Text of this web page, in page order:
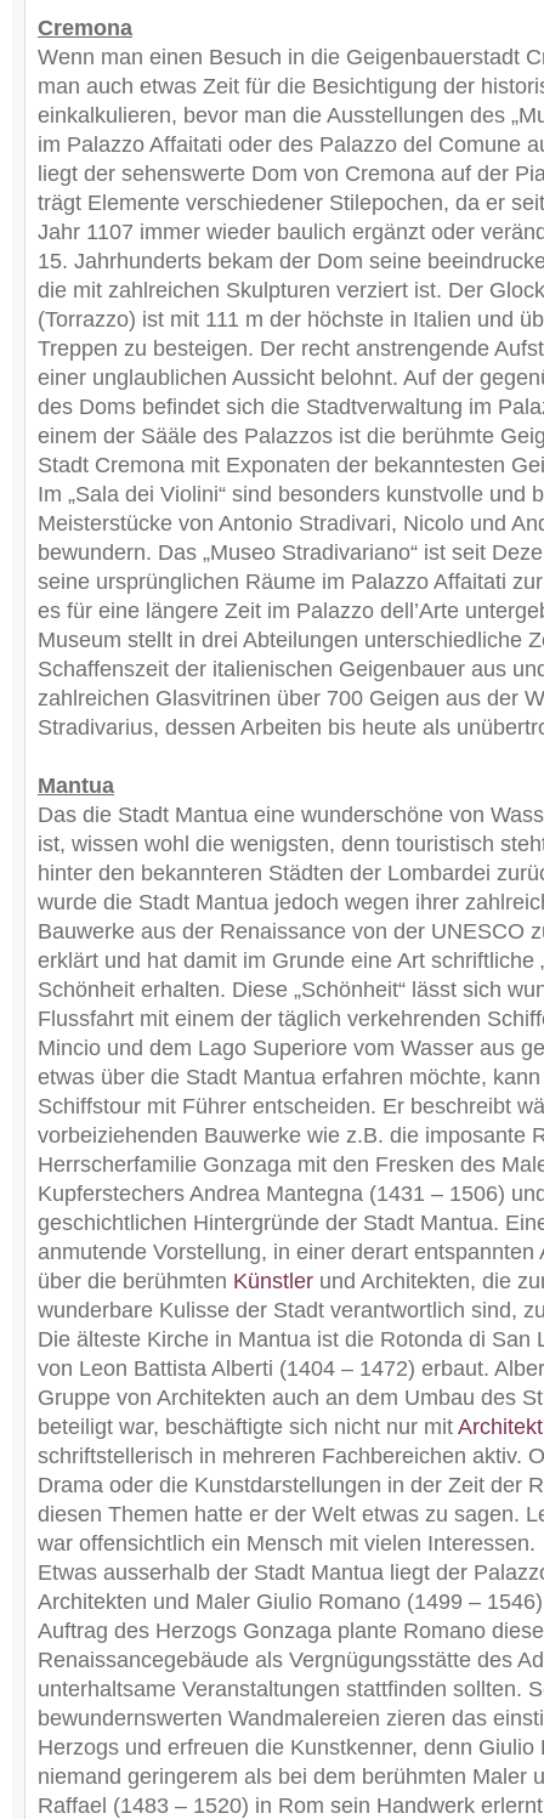
Cremona
Wenn man einen Besuch in die Geigenbauerstadt
man auch etwas Zeit für die Besichtigung der
einkalkulieren, bevor man die Ausstellungen des
im Palazzo Affaitati oder des Palazzo del Comune
liegt der sehenswerte Dom von Cremona auf der
trägt Elemente verschiedener Stilepochen, da er
Jahr 1107 immer wieder baulich ergänzt oder
15. Jahrhunderts bekam der Dom seine
die mit zahlreichen Skulpturen verziert ist. Der
(Torrazzo) ist mit 111 m der höchste in Italien und
Treppen zu besteigen. Der recht anstrengende
einer unglaublichen Aussicht belohnt. Auf der
des Doms befindet sich die Stadtverwaltung im
einem der Sääle des Palazzos ist die berühmte
Stadt Cremona mit Exponaten der bekanntesten
Im „Sala dei Violini“ sind besonders kunstvolle und
Meisterstücke von Antonio Stradivari, Nicolo und
bewundern. Das „Museo Stradivariano“ ist seit
seine ursprünglichen Räume im Palazzo Affaitati
es für eine längere Zeit im Palazzo dell’Arte
Museum stellt in drei Abteilungen unterschiedliche
Schaffenszeit der italienischen Geigenbauer aus
zahlreichen Glasvitrinen über 700 Geigen aus der
Stradivarius, dessen Arbeiten bis heute als
Mantua
Das die Stadt Mantua eine wunderschöne von
ist, wissen wohl die wenigsten, denn touristisch
hinter den bekannteren Städten der Lombardei
wurde die Stadt Mantua jedoch wegen ihrer
Bauwerke aus der Renaissance von der UNESCO
erklärt und hat damit im Grunde eine Art schriftliche
Schönheit erhalten. Diese „Schönheit“ lässt sich
Flussfahrt mit einem der täglich verkehrenden
Mincio und dem Lago Superiore vom Wasser aus
etwas über die Stadt Mantua erfahren möchte,
Schiffstour mit Führer entscheiden. Er beschreibt
vorbeiziehenden Bauwerke wie z.B. die imposante
Herrscherfamilie Gonzaga mit den Fresken des
Kupferstechers Andrea Mantegna (1431 – 1506)
geschichtlichen Hintergründe der Stadt Mantua.
anmutende Vorstellung, in einer derart entspannten
über die berühmten Künstler und Architekten, die
wunderbare Kulisse der Stadt verantwortlich sind,
Die älteste Kirche in Mantua ist die Rotonda di San
von Leon Battista Alberti (1404 – 1472) erbaut.
Gruppe von Architekten auch an dem Umbau des
beteiligt war, beschäftigte sich nicht nur mit
schriftstellerisch in mehreren Fachbereichen aktiv.
Drama oder die Kunstdarstellungen in der Zeit der
diesen Themen hatte er der Welt etwas zu sagen.
war offensichtlich ein Mensch mit vielen Interessen.
Etwas ausserhalb der Stadt Mantua liegt der
Architekten und Maler Giulio Romano (1499 –
Auftrag des Herzogs Gonzaga plante Romano
Renaissancegebäude als Vergnügungsstätte des
unterhaltsame Veranstaltungen stattfinden sollten.
bewundernswerten Wandmalereien zieren das
Herzogs und erfreuen die Kunstkenner, denn Giulio
niemand geringerem als bei dem berühmten Maler
Raffael (1483 – 1520) in Rom sein Handwerk